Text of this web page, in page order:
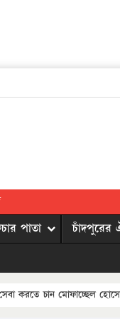
পাতা চাঁদপুরের
করতে চান মোফাচ্ছেল